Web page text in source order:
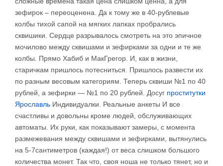
зефирок – переоценена. Да к тому же в 40-рублевые
колбы тихой сапой на мягких лапках пробрались
сквишики. Сердце разрывалось смотреть на это эпичное
мочилово между сквишами и зефирками за одни и те же
колбы. Прямо Хабиб и МакГрегор. И, как в жизни,
старичкам пришлось потесниться. Пришлось развести их
по разным весовым категориям. Теперь сквиши №1 по 40
рублей, а зефирки — №1 по 20 рублей. Досуг проститутки
Ярославль Индивидуалки. Реальные анкеты И все
счастливы и довольны кроме людей, обслуживающих
автоматы. Их руки, как показывают замеры, с момента
размежевания между сквишами и зефирками, вытянулись
на 5-7сантиметров (каждая!) от веса слишком большого
количества монет. Так что, своя ноша не только тянет, но и